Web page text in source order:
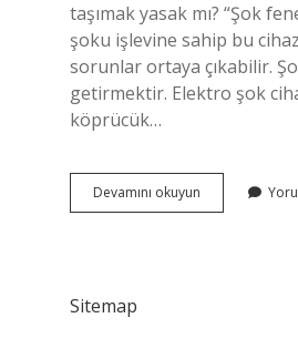
taşımak yasak mı? “Şok
şoku işlevine sahip bu
sorunlar ortaya çıkabilir.
getirmektir. Elektro şok
köprücük…
Devamını okuyun Güvenlik
Elektro
Sitemap